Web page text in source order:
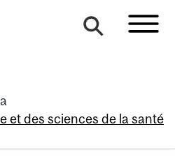
et des sciences de la santé